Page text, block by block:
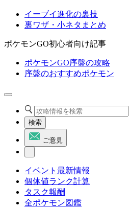
イーブイ進化の裏技
裏ワザ・小ネタまとめ
ポケモンGO初心者向け記事
ポケモンGO序盤の攻略
序盤のおすすめポケモン
検索
ご意見
イベント最新情報
個体値ランク計算
タスク報酬
全ポケモン図鑑